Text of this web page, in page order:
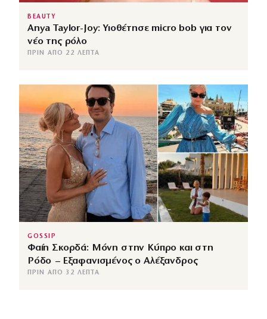
BEAUTY
Anya Taylor-Joy: Υιοθέτησε micro bob για τον
νέο της ρόλο
ΠΡΙΝ ΑΠΌ 22 ΛΕΠΤΆ
GOSSIP
Φαίη Σκορδά: Μόνη στην Κύπρο και στη
Ρόδο – Εξαφανισμένος ο Αλέξανδρος
ΠΡΙΝ ΑΠΌ 32 ΛΕΠΤΆ